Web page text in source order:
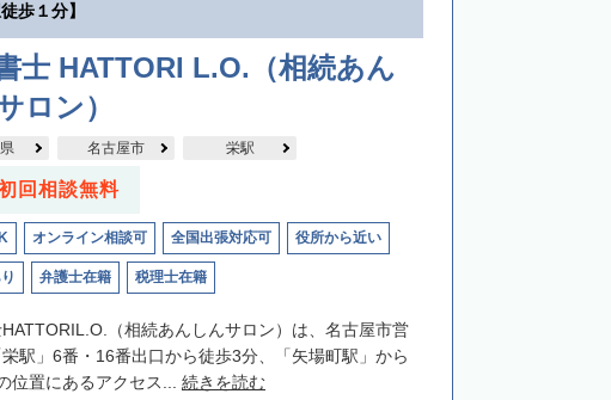
歩１分】
士 HATTORI L.O.（相続あん
ロン）
名古屋市 栄駅
回相談無料
オンライン相談可 全国出張対応可 役所から近い
弁護士在籍 税理士在籍
（相続あんしんサロン）は、名古屋市営
駅」6番・16番出口から徒歩3分、「矢場町駅」から
位置にあるアクセス... 続きを読む